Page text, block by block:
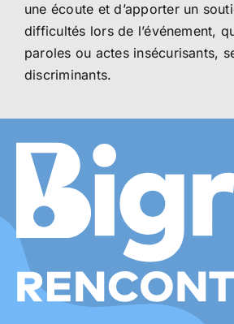
une écoute et d’apporter un
difficultés lors de l’événement,
paroles ou actes insécurisants,
discriminants.